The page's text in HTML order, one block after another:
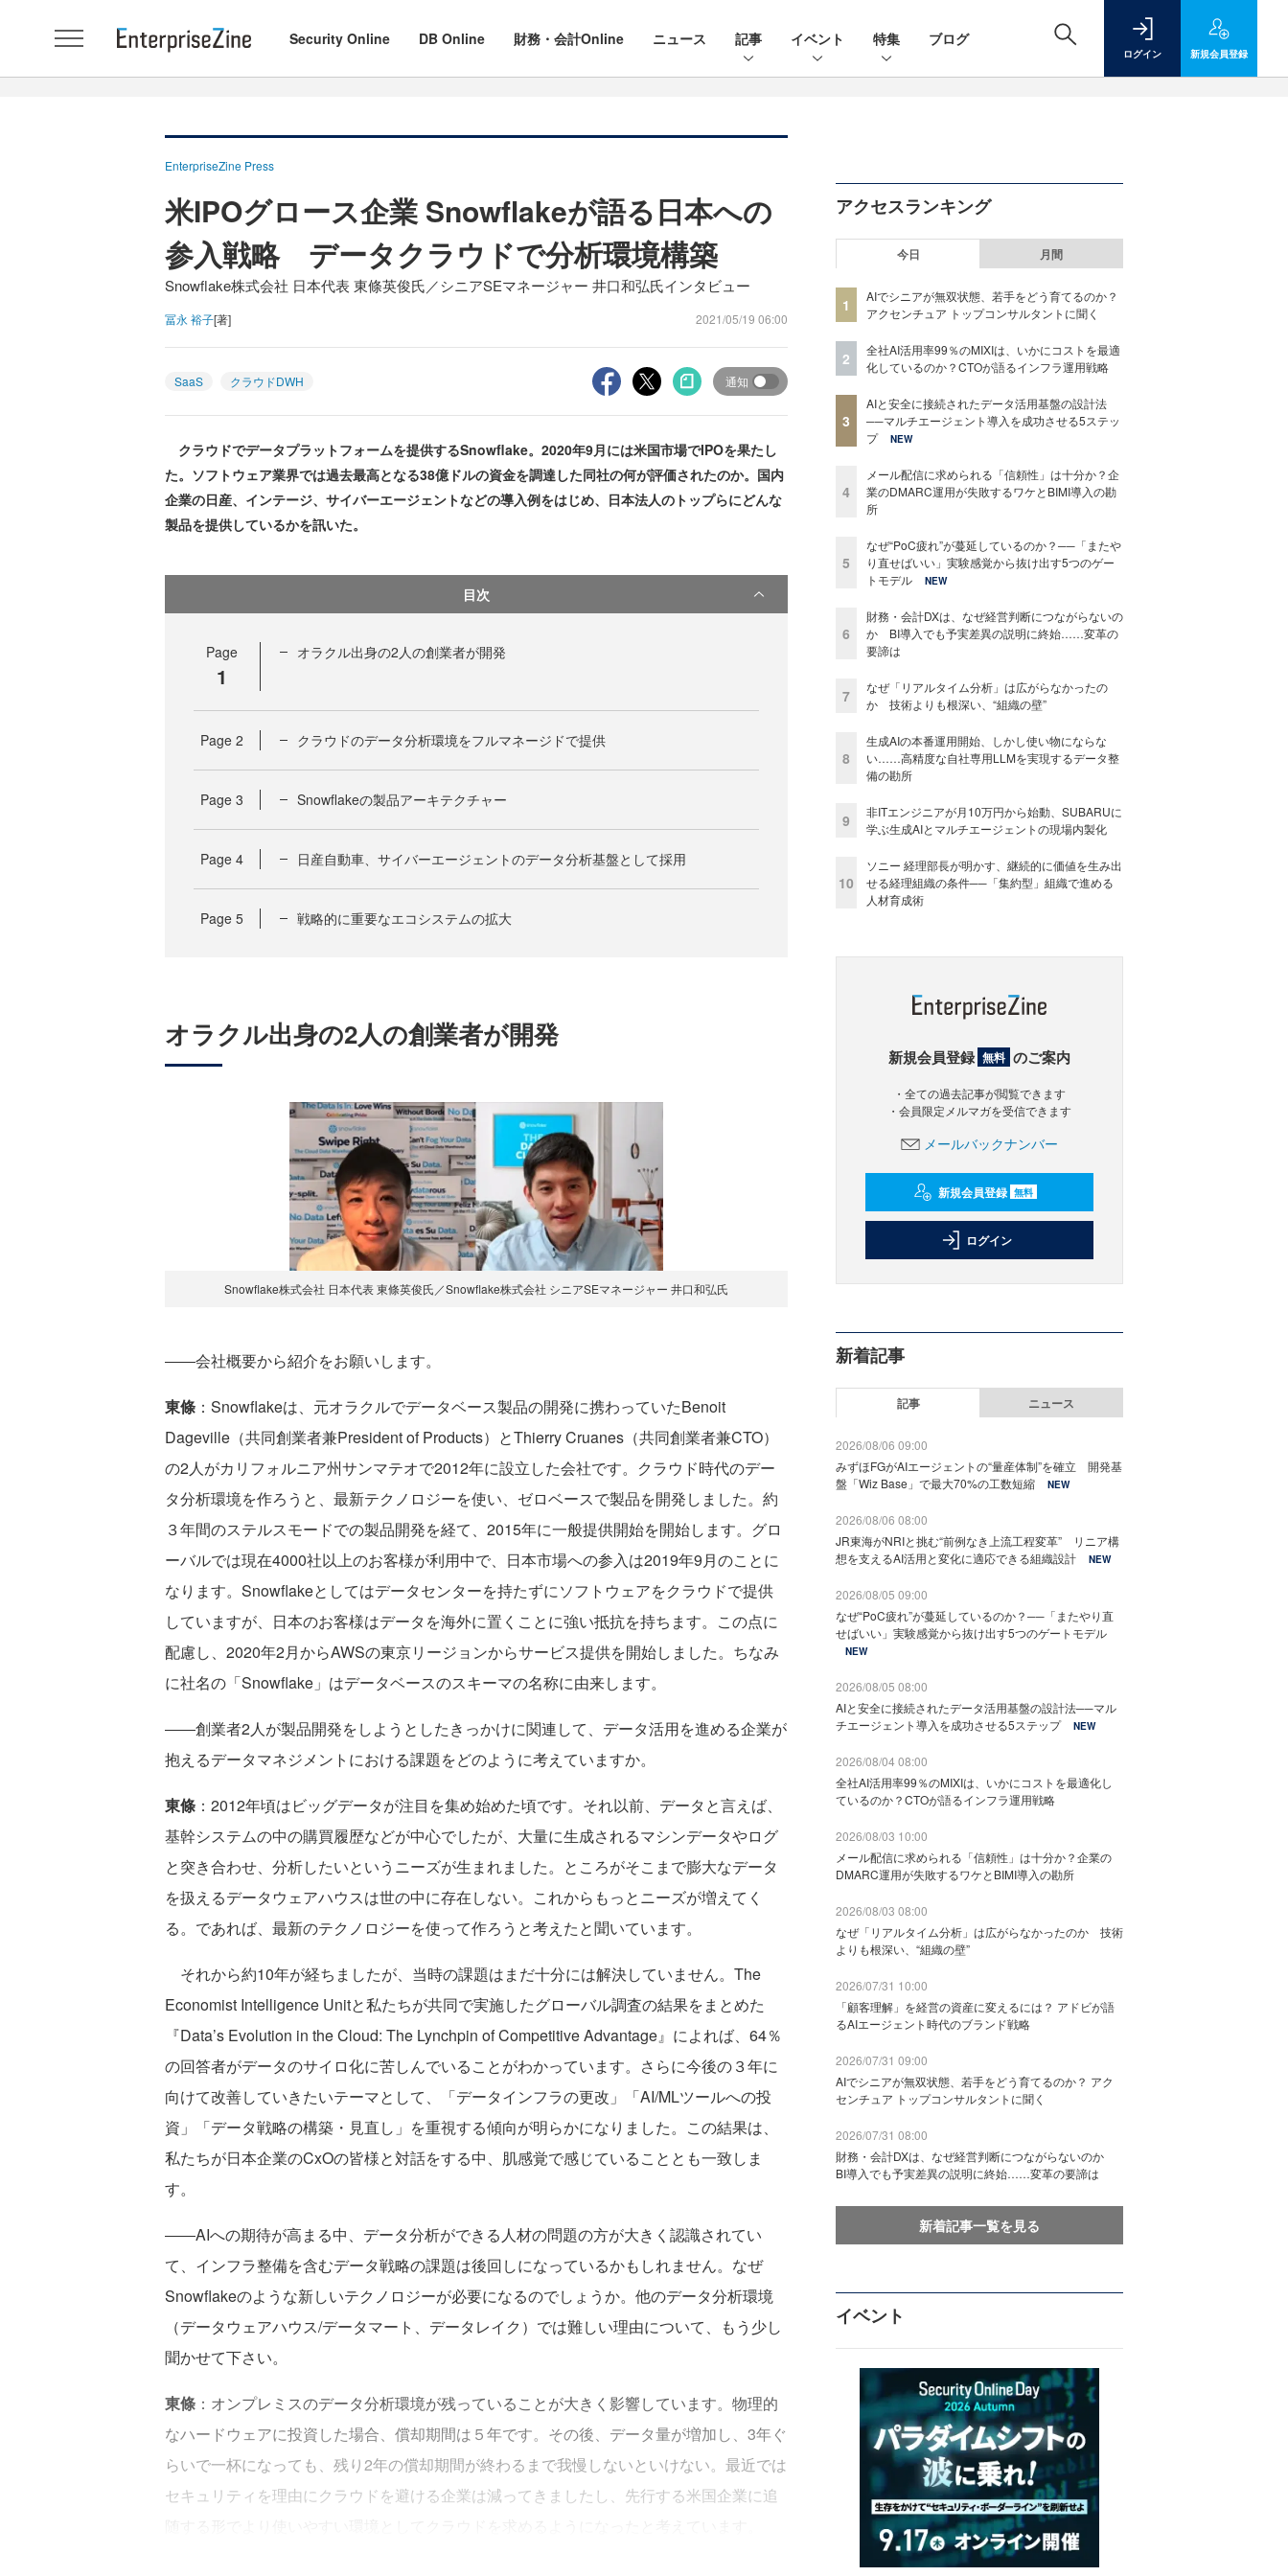
Security Online DB Online 財務・会計Online ニュース 記事 イベント 特集 ブログ
ログイン 新規会員登録
EnterpriseZine Press
米IPOグロース企業 Snowflakeが語る日本への
参入戦略 データクラウドで分析環境構築
Snowflake株式会社 日本代表 東條英俊氏／シニアSEマネージャー 井口和弘氏インタビュー
冨永 裕子[著] 2021/05/19 06:00
SaaS クラウドDWH 通知
クラウドでデータプラットフォームを提供するSnowflake。2020年9月には米国市場でIPOを果たし
た。ソフトウェア業界では過去最高となる38億ドルの資金を調達した同社の何が評価されたのか。国内
企業の日産、インテージ、サイバーエージェントなどの導入例をはじめ、日本法人のトップらにどんな
製品を提供しているかを訊いた。
目次
Page
1
オラクル出身の2人の創業者が開発
Page 2 クラウドのデータ分析環境をフルマネージドで提供
Page 3 Snowflakeの製品アーキテクチャー
Page 4 日産自動車、サイバーエージェントのデータ分析基盤として採用
Page 5 戦略的に重要なエコシステムの拡大
オラクル出身の2人の創業者が開発
Snowflake株式会社 日本代表 東條英俊氏／Snowflake株式会社 シニアSEマネージャー 井口和弘氏
――会社概要から紹介をお願いします。
東條 ：Snowflakeは、元オラクルでデータベース製品の開発に携わっていたBenoit
Dageville（共同創業者兼President of Products）とThierry Cruanes（共同創業者兼CTO）
の2人がカリフォルニア州サンマテオで2012年に設立した会社です。クラウド時代のデー
タ分析環境を作ろうと、最新テクノロジーを使い、ゼロベースで製品を開発しました。約
３年間のステルスモードでの製品開発を経て、2015年に一般提供開始を開始します。グロ
ーバルでは現在4000社以上のお客様が利用中で、日本市場への参入は2019年9月のことに
なります。Snowflakeとしてはデータセンターを持たずにソフトウェアをクラウドで提供
していますが、日本のお客様はデータを海外に置くことに強い抵抗を持ちます。この点に
配慮し、2020年2月からAWSの東京リージョンからサービス提供を開始しました。ちなみ
に社名の「Snowflake」はデータベースのスキーマの名称に由来します。
――創業者2人が製品開発をしようとしたきっかけに関連して、データ活用を進める企業が
抱えるデータマネジメントにおける課題をどのように考えていますか。
東條 ：2012年頃はビッグデータが注目を集め始めた頃です。それ以前、データと言えば、
基幹システムの中の購買履歴などが中心でしたが、大量に生成されるマシンデータやログ
と突き合わせ、分析したいというニーズが生まれました。ところがそこまで膨大なデータ
を扱えるデータウェアハウスは世の中に存在しない。これからもっとニーズが増えてく
る。であれば、最新のテクノロジーを使って作ろうと考えたと聞いています。
それから約10年が経ちましたが、当時の課題はまだ十分には解決していません。The
Economist Intelligence Unitと私たちが共同で実施したグローバル調査の結果をまとめた
『Data’s Evolution in the Cloud: The Lynchpin of Competitive Advantage』によれば、64％
の回答者がデータのサイロ化に苦しんでいることがわかっています。さらに今後の３年に
向けて改善していきたいテーマとして、「データインフラの更改」「AI/MLツールへの投
資」「データ戦略の構築・見直し」を重視する傾向が明らかになりました。この結果は、
私たちが日本企業のCxOの皆様と対話をする中、肌感覚で感じていることとも一致しま
す。
――AIへの期待が高まる中、データ分析ができる人材の問題の方が大きく認識されてい
て、インフラ整備を含むデータ戦略の課題は後回しになっているかもしれません。なぜ
Snowflakeのような新しいテクノロジーが必要になるのでしょうか。他のデータ分析環境
（データウェアハウス/データマート、データレイク）では難しい理由について、もう少し
聞かせて下さい。
東條 ：オンプレミスのデータ分析環境が残っていることが大きく影響しています。物理的
なハードウェアに投資した場合、償却期間は５年です。その後、データ量が増加し、3年ぐ
らいで一杯になっても、残り2年の償却期間が終わるまで我慢しないといけない。最近では
セキュリティを理由にクラウドを避ける企業は減ってきましたし、先行する米国企業に追
アクセスランキング
今日 月間
1
AIでシニアが無双状態、若手をどう育てるのか？
アクセンチュア トップコンサルタントに聞く
2
全社AI活用率99％のMIXIは、いかにコストを最適
化しているのか？CTOが語るインフラ運用戦略
3
AIと安全に接続されたデータ活用基盤の設計法
──マルチエージェント導入を成功させる5ステッ
プ
NEW
4
メール配信に求められる「信頼性」は十分か？企
業のDMARC運用が失敗するワケとBIMI導入の勘
所
5
なぜ“PoC疲れ”が蔓延しているのか？──「またや
り直せばいい」実験感覚から抜け出す5つのゲー
トモデル
NEW
6
財務・会計DXは、なぜ経営判断につながらないの
か BI導入でも予実差異の説明に終始……変革の
要諦は
7
なぜ「リアルタイム分析」は広がらなかったの
か 技術よりも根深い、“組織の壁”
8
生成AIの本番運用開始、しかし使い物にならな
い……高精度な自社専用LLMを実現するデータ整
備の勘所
9
非ITエンジニアが月10万円から始動、SUBARUに
学ぶ生成AIとマルチエージェントの現場内製化
10
ソニー 経理部長が明かす、継続的に価値を生み出
せる経理組織の条件──「集約型」組織で進める
人材育成術
新規会員登録 無料 のご案内
・全ての過去記事が閲覧できます
・会員限定メルマガを受信できます
メールバックナンバー
新規会員登録 無料
ログイン
新着記事
記事 ニュース
2026/08/06 09:00
みずほFGがAIエージェントの“量産体制”を確立 開発基
盤「Wiz Base」で最大70%の工数短縮
NEW
2026/08/06 08:00
JR東海がNRIと挑む“前例なき上流工程変革” リニア構
想を支えるAI活用と変化に適応できる組織設計
NEW
2026/08/05 09:00
なぜ“PoC疲れ”が蔓延しているのか？──「またやり直
せばいい」実験感覚から抜け出す5つのゲートモデル
NEW
2026/08/05 08:00
AIと安全に接続されたデータ活用基盤の設計法──マル
チエージェント導入を成功させる5ステップ
NEW
2026/08/04 08:00
全社AI活用率99％のMIXIは、いかにコストを最適化し
ているのか？CTOが語るインフラ運用戦略
2026/08/03 10:00
メール配信に求められる「信頼性」は十分か？企業の
DMARC運用が失敗するワケとBIMI導入の勘所
2026/08/03 08:00
なぜ「リアルタイム分析」は広がらなかったのか 技術
よりも根深い、“組織の壁”
2026/07/31 10:00
「顧客理解」を経営の資産に変えるには？ アドビが語
るAIエージェント時代のブランド戦略
2026/07/31 09:00
AIでシニアが無双状態、若手をどう育てるのか？ アク
センチュア トップコンサルタントに聞く
2026/07/31 08:00
財務・会計DXは、なぜ経営判断につながらないのか
BI導入でも予実差異の説明に終始……変革の要諦は
新着記事一覧を見る
イベント